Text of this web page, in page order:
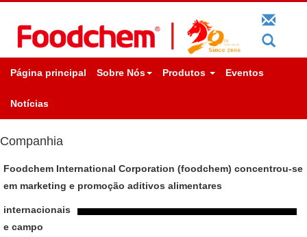
Página principal Sobre Nós Produtos Eventos
Notícias
Companhia
Foodchem International Corporation (foodchem) concentrou-se
em marketing e promoção aditivos alimentares
internacionais
e campo